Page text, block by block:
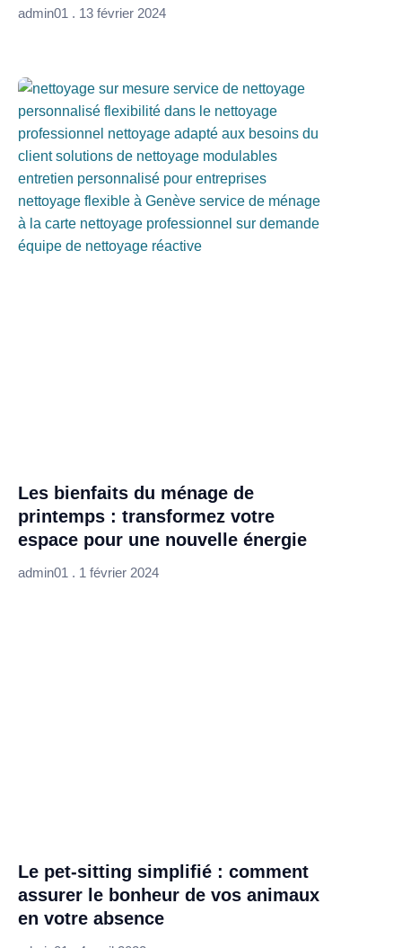
admin01 13 février 2024
Les bienfaits du ménage de
printemps : transformez votre
espace pour une nouvelle énergie
admin01 1 février 2024
Le pet-sitting simplifié : comment
assurer le bonheur de vos animaux
en votre absence